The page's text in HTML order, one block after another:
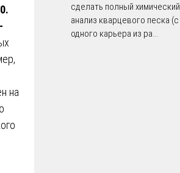
на
сделать полный химический
анализ кварцевого песка (с
одного карьера из ра...